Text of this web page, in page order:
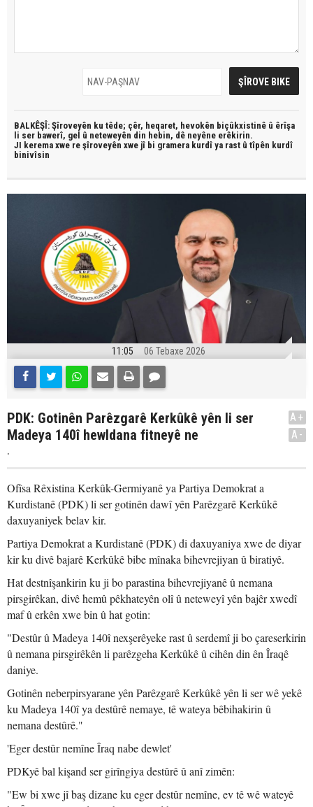
BALKÊŞÎ: Şîroveyên ku têde; çêr, heqaret, hevokên biçûkxistinê û êrîşa
li ser bawerî, gel û neteweyên din hebin, dê neyêne erêkirin.
JI kerema xwe re şîroveyên xwe jî bi gramera kurdî ya rast û tîpên kurdî
binivîsin
11:05 06 Tebaxe 2026
PDK: Gotinên Parêzgarê Kerkûkê yên li ser
Madeya 140î hewldana fitneyê ne
.
A+
A-
Ofîsa Rêxistina Kerkûk-Germiyanê ya Partiya Demokrat a
Kurdistanê (PDK) li ser gotinên dawî yên Parêzgarê Kerkûkê
daxuyaniyek belav kir.
Partiya Demokrat a Kurdistanê (PDK) di daxuyaniya xwe de diyar
kir ku divê bajarê Kerkûkê bibe mînaka bihevrejiyan û biratiyê.
Hat destnîşankirin ku ji bo parastina bihevrejiyanê û nemana
pirsgirêkan, divê hemû pêkhateyên olî û neteweyî yên bajêr xwedî
maf û erkên xwe bin û hat gotin:
"Destûr û Madeya 140î nexşerêyeke rast û serdemî ji bo çareserkirin
û nemana pirsgirêkên li parêzgeha Kerkûkê û cihên din ên Îraqê
daniye.
Gotinên neberpirsyarane yên Parêzgarê Kerkûkê yên li ser wê yekê
ku Madeya 140î ya destûrê nemaye, tê wateya bêbihakirin û
nemana destûrê."
'Eger destûr nemîne Îraq nabe dewlet'
PDKyê bal kişand ser girîngiya destûrê û anî zimên:
"Ew bi xwe jî baş dizane ku eger destûr nemîne, ev tê wê wateyê